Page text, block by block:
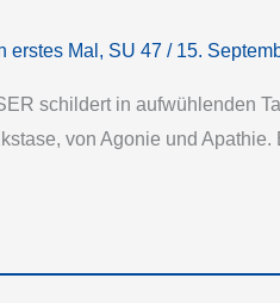
erstes Mal , SU 47 / 15.
schildert in aufwühlenden
von Agonie und